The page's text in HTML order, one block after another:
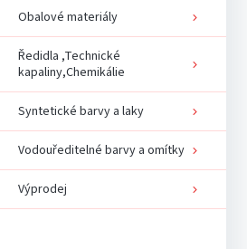
Obalové materiály
Ředidla ,Technické
kapaliny,Chemikálie
Syntetické barvy a laky
Vodouředitelné barvy a omítky
Výprodej